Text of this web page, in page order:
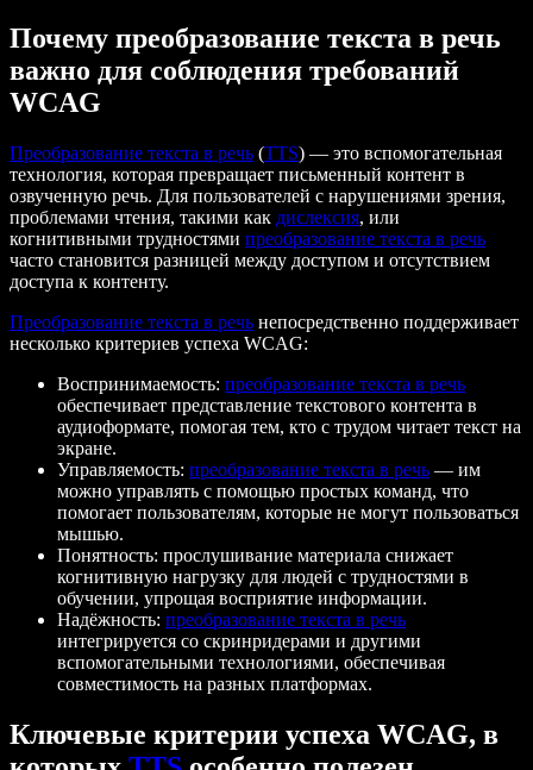
Почему преобразование текста в речь
важно для соблюдения требований
WCAG
Преобразование текста в речь (TTS) — это вспомогательная
технология, которая превращает письменный контент в
озвученную речь. Для пользователей с нарушениями зрения,
проблемами чтения, такими как дислексия, или
когнитивными трудностями преобразование текста в речь
часто становится разницей между доступом и отсутствием
доступа к контенту.
Преобразование текста в речь непосредственно поддерживает
несколько критериев успеха WCAG:
Воспринимаемость: преобразование текста в речь
обеспечивает представление текстового контента в
аудиоформате, помогая тем, кто с трудом читает текст на
экране.
Управляемость: преобразование текста в речь — им
можно управлять с помощью простых команд, что
помогает пользователям, которые не могут пользоваться
мышью.
Понятность: прослушивание материала снижает
когнитивную нагрузку для людей с трудностями в
обучении, упрощая восприятие информации.
Надёжность: преобразование текста в речь
интегрируется со скринридерами и другими
вспомогательными технологиями, обеспечивая
совместимость на разных платформах.
Ключевые критерии успеха WCAG, в